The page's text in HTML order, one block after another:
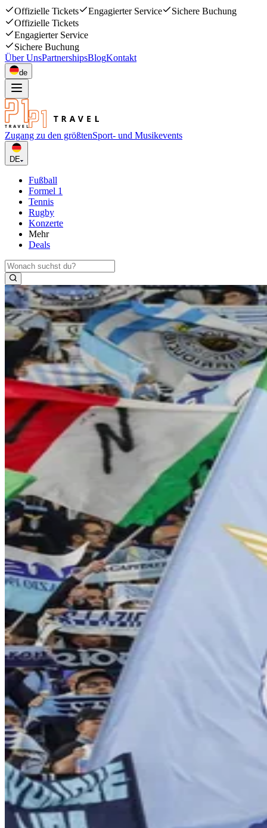
Offizielle Tickets Engagierter Service
Sichere Buchung
Offizielle Tickets
Engagierter Service
Sichere Buchung
Über UnsPartnershipsBlogKontakt
de
Zugang zu den größtenSport- und Musikevents
DE
Fußball
Formel 1
Tennis
Rugby
Konzerte
Mehr
Deals